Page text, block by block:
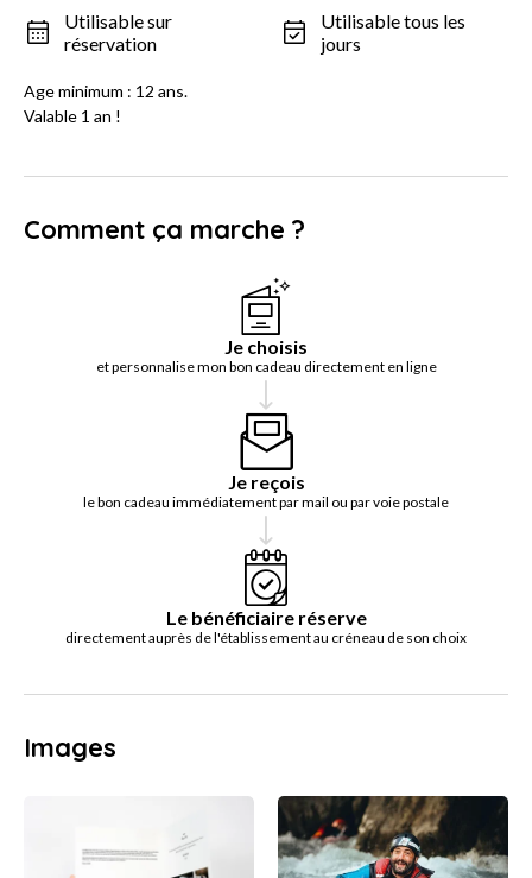
Utilisable sur
réservation
Utilisable tous les
jours
Age minimum : 12 ans.
Valable 1 an !
Comment ça marche ?
Je choisis
et personnalise mon bon cadeau directement en ligne
Je reçois
le bon cadeau immédiatement par mail ou par voie postale
Le bénéficiaire réserve
directement auprès de l'établissement au créneau de son choix
Images